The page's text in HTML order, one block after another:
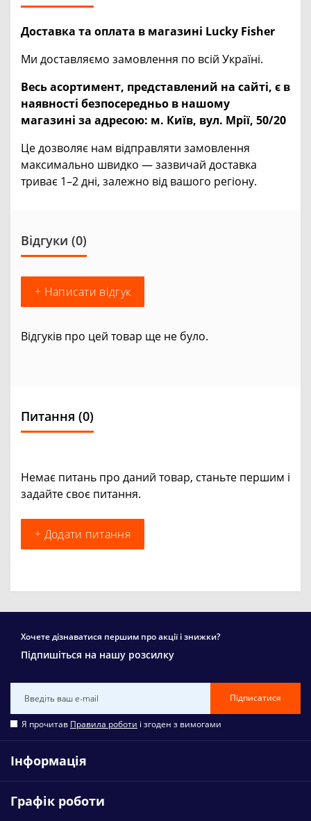
Доставка та оплата в магазині Lucky Fisher
Ми доставляємо замовлення по всій Україні.
Весь асортимент, представлений на сайті, є в
наявності безпосередньо в нашому
магазині за адресою: м. Київ, вул. Мрії, 50/20
Це дозволяє нам відправляти замовлення
максимально швидко — зазвичай доставка
триває 1–2 дні, залежно від вашого регіону.
Відгуки (0)
+ Написати відгук
Відгуків про цей товар ще не було.
Питання (0)
Немає питань про даний товар, станьте першим і
задайте своє питання.
+ Додати питання
Хочете дізнаватися першим про акції і знижки?
Підпишіться на нашу розсилку
Підписатися
Я прочитав Правила роботи і згоден з вимогами
Інформація
Графік роботи